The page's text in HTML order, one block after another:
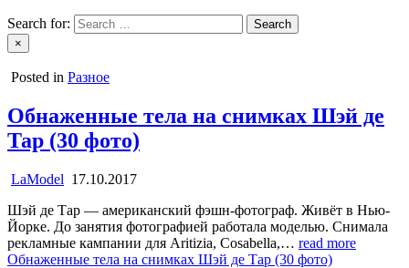
Search for:
×
Posted in Разное
Обнаженные тела на снимках Шэй де
Тар (30 фото)
LaModel 17.10.2017
Шэй де Тар — американский фэшн-фотограф. Живёт в Нью-
Йорке. До занятия фотографией работала моделью. Снимала
рекламные кампании для Aritizia, Cosabella,… read more
Обнаженные тела на снимках Шэй де Тар (30 фото)